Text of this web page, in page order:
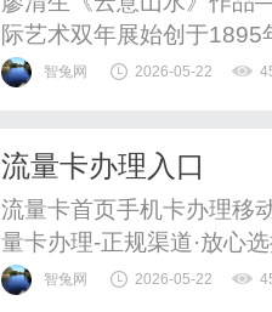
际艺术双年展始创于
顶尖文化艺术殿堂。作为
三大艺术展会。在本届第
智兔网 2026-05-22
流量卡办理入口
流量卡首页手机卡办理移
量卡办理-正规渠道·放心
卡套餐汇总，正规渠道办
智兔网 2026-05-22